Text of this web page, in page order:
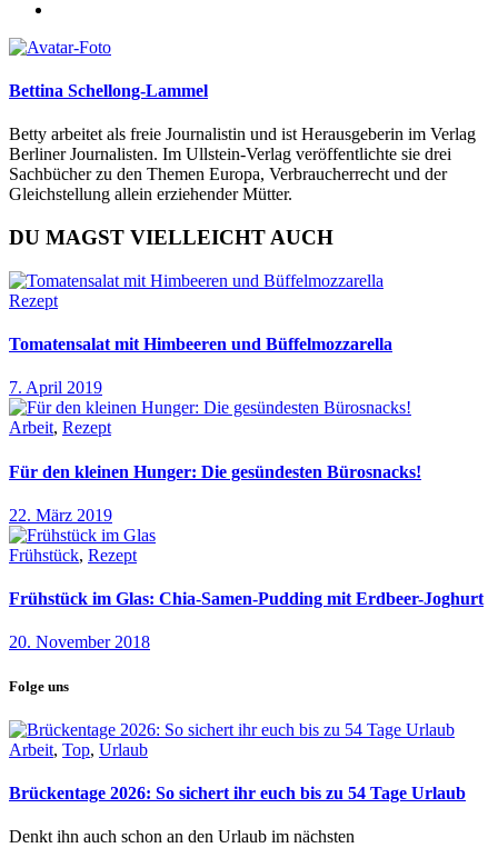
Bettina Schellong-Lammel
Betty arbeitet als freie Journalistin und ist Herausgeberin im Verlag
Berliner Journalisten. Im Ullstein-Verlag veröffentlichte sie drei
Sachbücher zu den Themen Europa, Verbraucherrecht und der
Gleichstellung allein erziehender Mütter.
DU MAGST VIELLEICHT AUCH
Rezept
Tomatensalat mit Himbeeren und Büffelmozzarella
7. April 2019
Arbeit, Rezept
Für den kleinen Hunger: Die gesündesten Bürosnacks!
22. März 2019
Frühstück, Rezept
Frühstück im Glas: Chia-Samen-Pudding mit Erdbeer-Joghurt
20. November 2018
Folge uns
Arbeit, Top, Urlaub
Brückentage 2026: So sichert ihr euch bis zu 54 Tage Urlaub
Denkt ihn auch schon an den Urlaub im nächsten